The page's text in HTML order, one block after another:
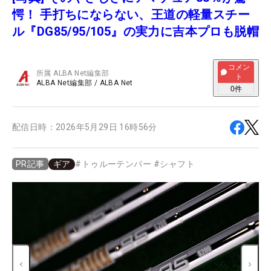
愕！ 手打ちにならない、王道の軽量スチー
ル『DG85/95/105』の実力に吉本プロも脱帽
所属ALBA Net編集部
ALBA Net編集部 / ALBA Net
コメン
ト
0件
配信日時： 2026年5月29日 16時56分
PR記事 ギア # トゥルーテンパー #シャフト